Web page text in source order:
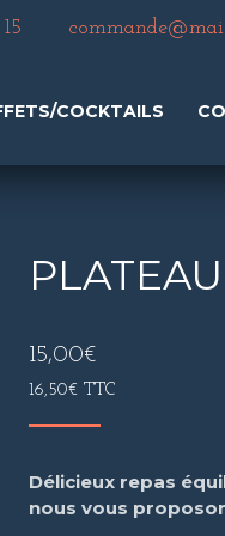
COCKTAILS
15,00€
16,50€ TTC
Délicieux repas
nous vous